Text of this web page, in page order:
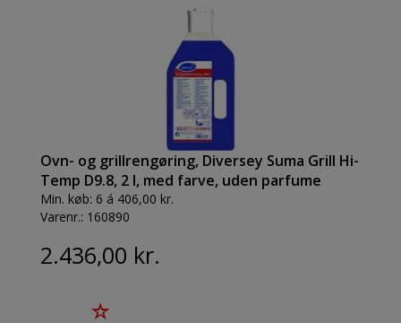
Ovn- og grillrengøring, Diversey Suma Grill Hi-
Temp D9.8, 2 l, med farve, uden parfume
Min. køb: 6 á 406,00 kr.
Varenr.: 160890
2.436,00 kr.